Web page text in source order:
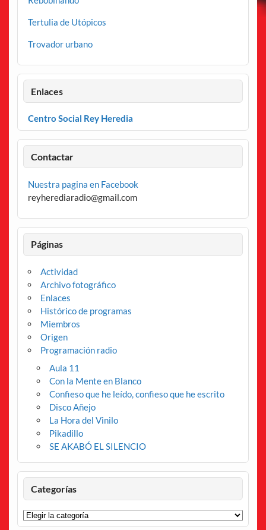
Tertulia de Utópicos
Trovador urbano
Enlaces
Centro Social Rey Heredia
Contactar
Nuestra pagina en Facebook
reyherediaradio@gmail.com
Páginas
Actividad
Archivo fotográfico
Enlaces
Histórico de programas
Miembros
Origen
Programación radio
Aula 11
Con la Mente en Blanco
Confieso que he leído, confieso que he escrito
Disco Añejo
La Hora del Vinilo
Pikadillo
SE AKABÓ EL SILENCIO
Categorías
Categorías